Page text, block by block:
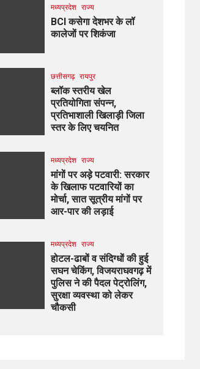
मध्यप्रदेश राज्य
BCI कसेगा देशभर के लॉ
कालेजों पर शिकंजा
छत्तीसगढ़ रायपुर
ब्लॉक स्तरीय खेल
प्रतियोगिता संपन्न,
प्रतिभाशाली खिलाड़ी जिला
स्तर के लिए चयनित
मध्यप्रदेश राज्य
मांगों पर अड़े पटवारी: सरकार
के खिलाफ पटवारियों का
मोर्चा, सात सूत्रीय मांगों पर
आर-पार की लड़ाई
मध्यप्रदेश राज्य
होटल-ढाबों व संदिग्धों की हुई
सघन चेकिंग, विजयराघवगढ़ में
पुलिस ने की पैदल पेट्रोलिंग,
सुरक्षा व्यवस्था को लेकर
चौकसी